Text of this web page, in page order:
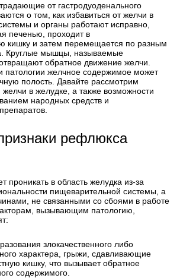
от гастродуоденального
о том, как избавиться от желчи в
и органы работают исправно,
печенью, проходит в
кишку и затем перемещается по разным
Круглые мышцы, называемые
обратное движение желчи.
патологии желчное содержимое может
полость. Давайте рассмотрим
в желудке, а также возможности
народных средств и
рефлюкса
проникать в область желудка из-за
пищеварительной системы, а
не связанными со сбоями в работе
вызывающим патологию,
злокачественного либо
характера, грыжи, сдавливающие
кишку, что вызывает обратное
содержимого.